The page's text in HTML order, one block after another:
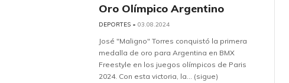
Oro Olímpico Argentino
DEPORTES • 03.08.2024
José "Maligno" Torres conquistó la primera
medalla de oro para Argentina en BMX
Freestyle en los juegos olímpicos de Paris
2024. Con esta victoria, la... (sigue)